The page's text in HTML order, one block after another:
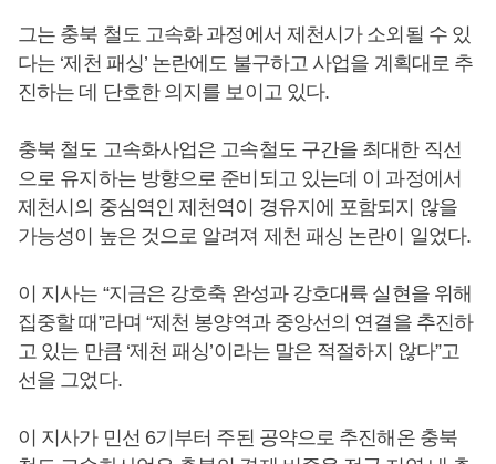
그는 충북 철도 고속화 과정에서 제천시가 소외될 수 있
다는 ‘제천 패싱’ 논란에도 불구하고 사업을 계획대로 추
진하는 데 단호한 의지를 보이고 있다.
충북 철도 고속화사업은 고속철도 구간을 최대한 직선
으로 유지하는 방향으로 준비되고 있는데 이 과정에서
제천시의 중심역인 제천역이 경유지에 포함되지 않을
가능성이 높은 것으로 알려져 제천 패싱 논란이 일었다.
이 지사는 “지금은 강호축 완성과 강호대륙 실현을 위해
집중할 때”라며 “제천 봉양역과 중앙선의 연결을 추진하
고 있는 만큼 ‘제천 패싱’이라는 말은 적절하지 않다”고
선을 그었다.
이 지사가 민선 6기부터 주된 공약으로 추진해온 충북